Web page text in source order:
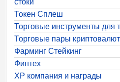
Токен Сплеш
Торговые инструменты для
Торговые пары криптовалют
Фарминг Стейкинг
Финтех
ХР компания и награды